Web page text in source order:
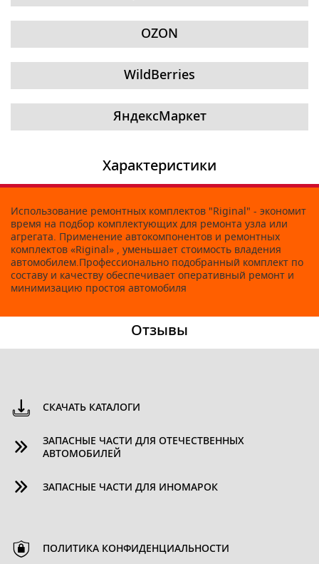
OZON
WildBerries
ЯндексМаркет
Характеристики
Использование ремонтных комплектов "Riginal" - экономит
время на подбор комплектующих для ремонта узла или
агрегата. Применение автокомпонентов и ремонтных
комплектов «Riginal» , уменьшает стоимость владения
автомобилем.Профессионально подобранный комплект по
составу и качеству обеспечивает оперативный ремонт и
минимизацию простоя автомобиля
Отзывы
СКАЧАТЬ КАТАЛОГИ
ЗАПАСНЫЕ ЧАСТИ ДЛЯ ОТЕЧЕСТВЕННЫХ
АВТОМОБИЛЕЙ
ЗАПАСНЫЕ ЧАСТИ ДЛЯ ИНОМАРОК
ПОЛИТИКА КОНФИДЕНЦИАЛЬНОСТИ